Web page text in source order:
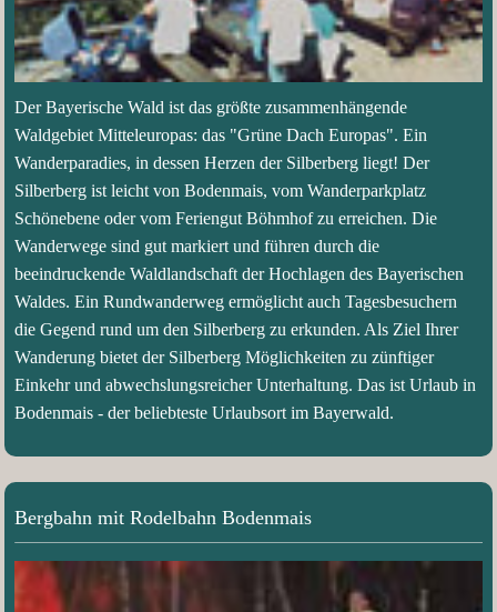
Der Bayerische Wald ist das größte zusammenhängende
Waldgebiet Mitteleuropas: das "Grüne Dach Europas". Ein
Wanderparadies, in dessen Herzen der Silberberg liegt! Der
Silberberg ist leicht von Bodenmais, vom Wanderparkplatz
Schönebene oder vom Feriengut Böhmhof zu erreichen. Die
Wanderwege sind gut markiert und führen durch die
beeindruckende Waldlandschaft der Hochlagen des Bayerischen
Waldes. Ein Rundwanderweg ermöglicht auch Tagesbesuchern
die Gegend rund um den Silberberg zu erkunden. Als Ziel Ihrer
Wanderung bietet der Silberberg Möglichkeiten zu zünftiger
Einkehr und abwechslungsreicher Unterhaltung. Das ist Urlaub in
Bodenmais - der beliebteste Urlaubsort im Bayerwald.
Bergbahn mit Rodelbahn Bodenmais